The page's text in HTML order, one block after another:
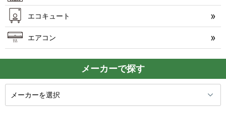
エコキュート
エアコン
メーカーで探す